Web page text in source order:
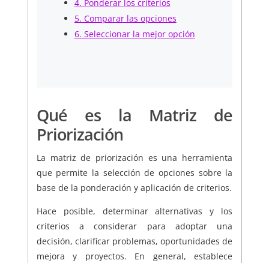
4. Ponderar los criterios
5. Comparar las opciones
6. Seleccionar la mejor opción
Qué es la Matriz de
Priorización
La matriz de priorización es una herramienta
que permite la selección de opciones sobre la
base de la ponderación y aplicación de criterios.
Hace posible, determinar alternativas y los
criterios a considerar para adoptar una
decisión, clarificar problemas, oportunidades de
mejora y proyectos. En general, establece